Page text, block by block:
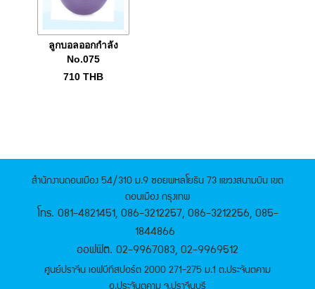
ลูกบอลออกกำลัง
No.075
710 THB
สำนักงานดอนเมือง 54/310 ม.9 ซอยพหลโยธิน 73 แขวงสนามบิน เขต
ดอนเมือง กรุงเทพ
โทร. 081-4821451, 086-3212257, 086-3212256, 085-
1844866
ออฟฟิต. 02-9967083, 02-9969512
ศูนย์ปราจีน เอฟบีทีสปอร์ต 2000 271-275 ม.1 ต.ประจันตคาม
อ.ประจันตคาม จ.ปราจีนบุรี